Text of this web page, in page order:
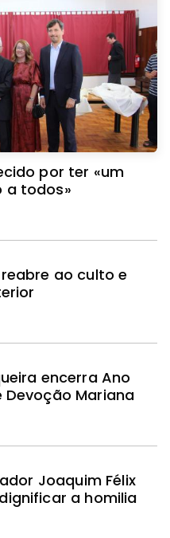
por ter «um
a todos»
ao culto e
encerra Ano
Mariana
Joaquim Félix
a homilia